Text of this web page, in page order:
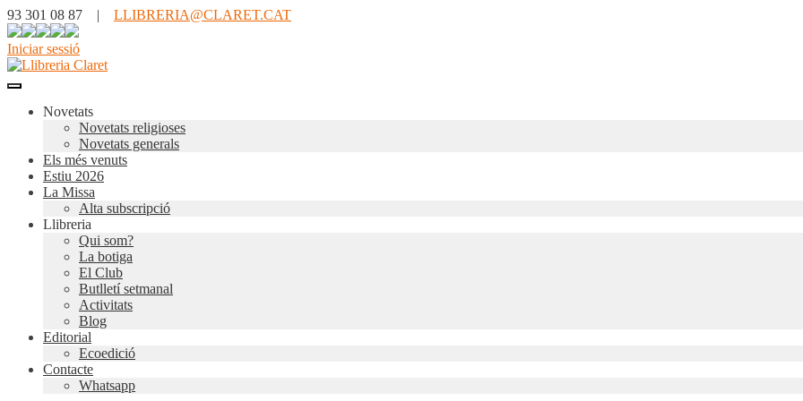
93 301 08 87 | LLIBRERIA@CLARET.CAT
Iniciar sessió
Novetats
Novetats religioses
Novetats generals
Els més venuts
Estiu 2026
La Missa
Alta subscripció
Llibreria
Qui som?
La botiga
El Club
Butlletí setmanal
Activitats
Blog
Editorial
Ecoedició
Contacte
Whatsapp